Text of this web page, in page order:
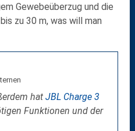
Gewebeüberzug und die
zu 30 m, was will man
hat JBL Charge 3
Funktionen und der